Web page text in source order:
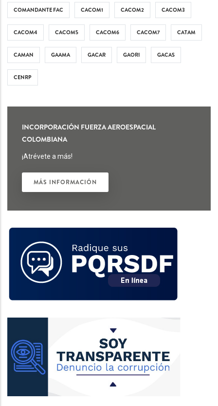
COMANDANTE FAC CACOM1 CACOM2 CACOM3
CACOM4 CACOM5 CACOM6 CACOM7 CATAM
CAMAN GAAMA GACAR GAORI GACAS
CENRP
INCORPORACIÓN FUERZA AEROESPACIAL
COLOMBIANA
¡Atrévete a más!
MÁS INFORMACIÓN